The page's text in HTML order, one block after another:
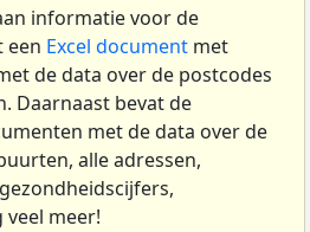
informatie voor de
een Excel document met
de data over de postcodes
Daarnaast bevat de
met de data over de
alle adressen,
meer!